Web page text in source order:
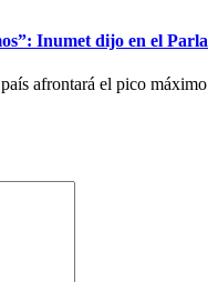
Inumet dijo en el
afrontará el pico